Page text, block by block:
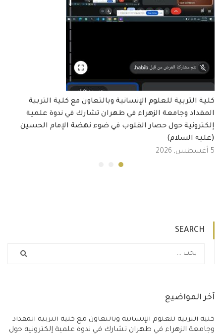
كلية التربية للعلوم الإنسانية وبالتعاون مع كلية التربية
المقداد وجامعة الزهراء في طهران تشارك في ندوة علمية
إلكترونية حول حصار القلوب في ضوء نهضة الإمام الحسين
(عليه السلام)
5 أغسطس, 2026
SEARCH
آخر المواضيع
كلية التربية للعلوم الإنسانية وبالتعاون مع كلية التربية المقداد
وجامعة الزهراء في طهران تشارك في ندوة علمية إلكترونية حول